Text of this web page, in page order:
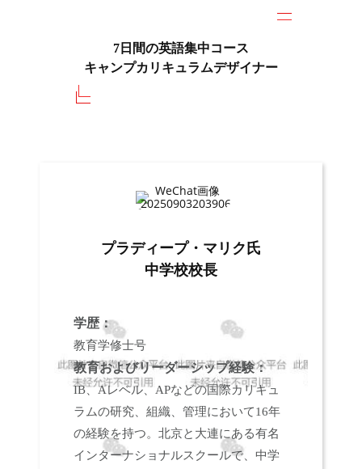
7日間の英語集中コース
キャンプカリキュラムデザイナー
プラディープ・マリク氏
中学校校長
学歴：
教育学修士号
教育およびリーダーシップ経験：
IB、Aレベル、APなどの国際カリキュ
ラムの研究、組織、管理において16年
の経験を持つ。北京と大連にある有名
インターナショナルスクールで、中学